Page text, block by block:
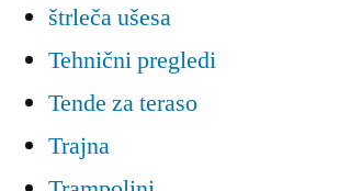
štrleča ušesa
Tehnični pregledi
Tende za teraso
Trajna